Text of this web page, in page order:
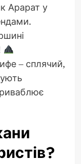
Арарат у
– сплячий,